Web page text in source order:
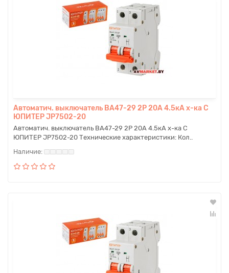
Автоматич. выключатель ВА47-29 2P 20A 4.5кА х-ка С
ЮПИТЕР JP7502-20
Автоматич. выключатель ВА47-29 2P 20A 4.5кА х-ка С
ЮПИТЕР JP7502-20 Технические характеристики: Кол..